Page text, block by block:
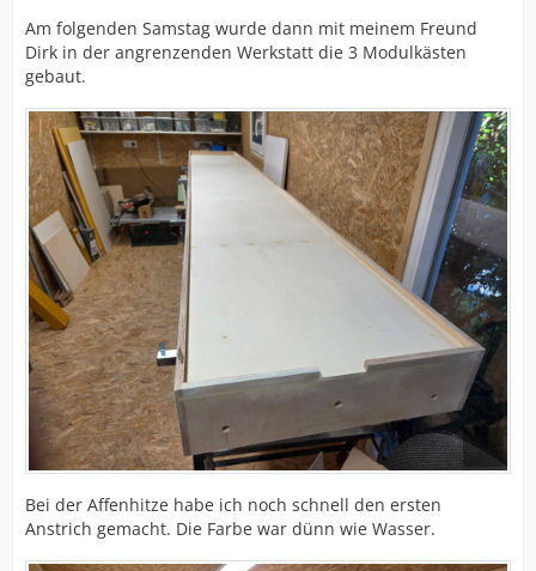
Am folgenden Samstag wurde dann mit meinem Freund
Dirk in der angrenzenden Werkstatt die 3 Modulkästen
gebaut.
Bei der Affenhitze habe ich noch schnell den ersten
Anstrich gemacht. Die Farbe war dünn wie Wasser.